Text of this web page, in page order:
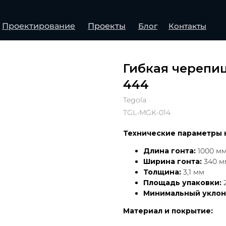
Проектирование Проекты Блог Контакты
Гибкая
444
Tegola
TGL-MGK-014
Технические параметры
Длина гонта: 1000
Ширина гонта: 340
Толщина: 3,1 мм
Площадь упаковки:
Минимальный
Материал и покрытие: